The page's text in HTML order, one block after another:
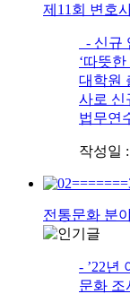
제11회 변호
- 신규
‘따뜻
대학원
사로 신
법무연
작성일
전통문화 분
- ’22년
문화